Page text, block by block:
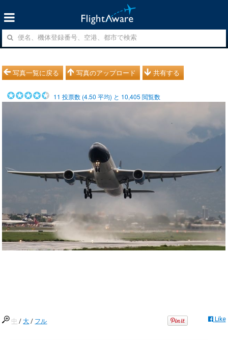
写真一覧に戻る 写真のアップロード 共有する
11 投票数 (4.50 平均) と 10,405 閲覧数
中 /大 / フル Like